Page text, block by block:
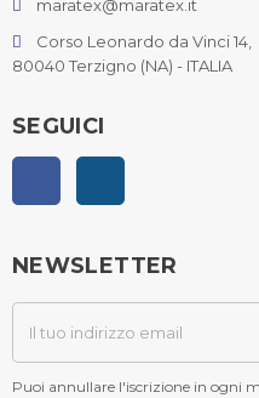
maratex@maratex.it
Corso Leonardo da Vinci 14,
80040 Terzigno (NA) - ITALIA
SEGUICI
NEWSLETTER
Puoi annullare l'iscrizione in ogni